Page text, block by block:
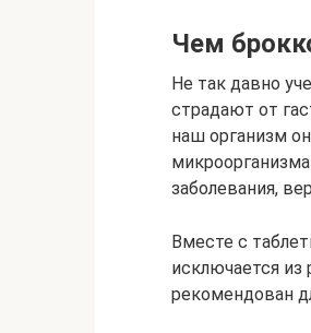
Чем
Не так давно
страдают от
наш организм
заболевания,
Вместе с
исключается из
рекомендован